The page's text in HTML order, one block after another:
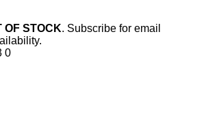
OF STOCK. Subscribe for email
0